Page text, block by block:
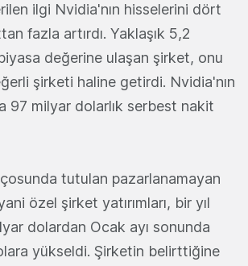
ilgi Nvidia'nın hisselerini dört
fazla artırdı. Yaklaşık 5,2
değerine ulaşan şirket, onu
şirketi haline getirdi. Nvidia'nın
97 milyar dolarlık serbest nakit
tutulan pazarlanamayan
özel şirket yatırımları, bir yıl
dolardan Ocak ayı sonunda
yükseldi. Şirketin belirttiğine